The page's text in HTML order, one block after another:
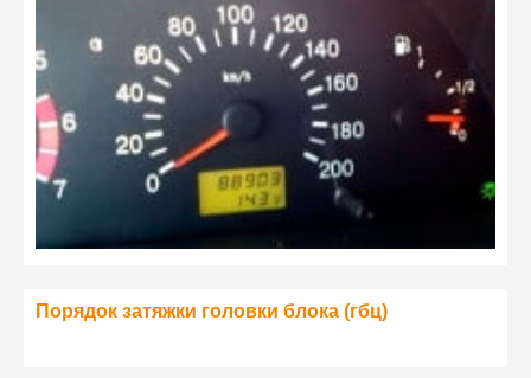
Порядок затяжки головки блока (гбц)